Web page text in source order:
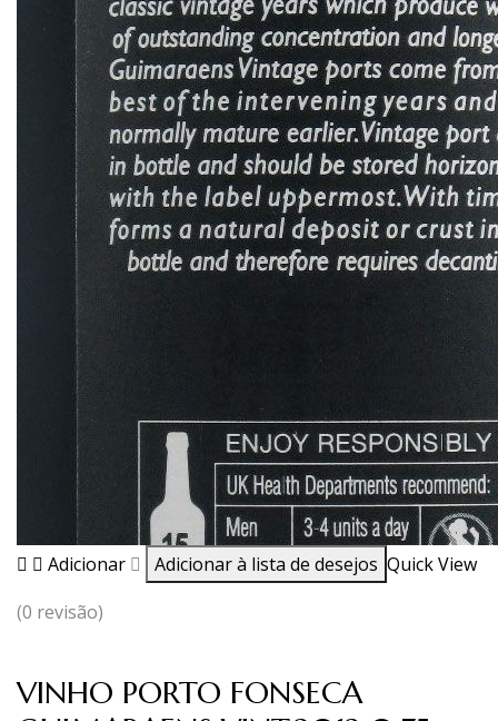
Adicionar Adicionar à lista de desejos Quick View
(0 revisão)
VINHO PORTO FONSECA